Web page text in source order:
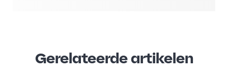
Gerelateerde artikelen